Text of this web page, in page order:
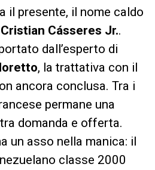
il presente, il nome caldo
Cristian Cásseres Jr..
dall’esperto di
, la trattativa con il
ancora conclusa. Tra i
permane una
domanda e offerta.
un asso nella manica: il
classe 2000